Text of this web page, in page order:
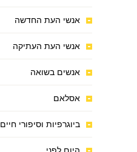
אנשי העת החדשה
אנשי העת העתיקה
אנשים בשואה
אסלאם
ביוגרפיות וסיפורי חיים